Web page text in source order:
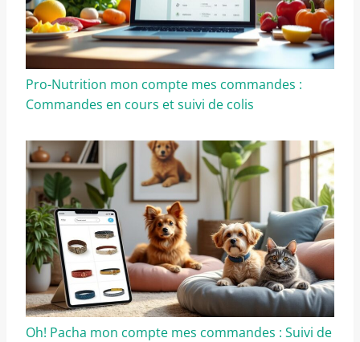
Pro-Nutrition mon compte mes commandes :
Commandes en cours et suivi de colis
Oh! Pacha mon compte mes commandes : Suivi de